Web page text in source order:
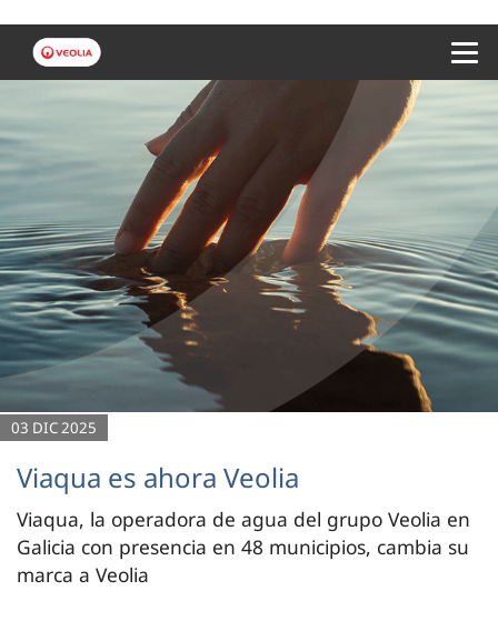
03 DIC 2025
Viaqua es ahora Veolia
Viaqua, la operadora de agua del grupo Veolia en
Galicia con presencia en 48 municipios, cambia su
marca a Veolia